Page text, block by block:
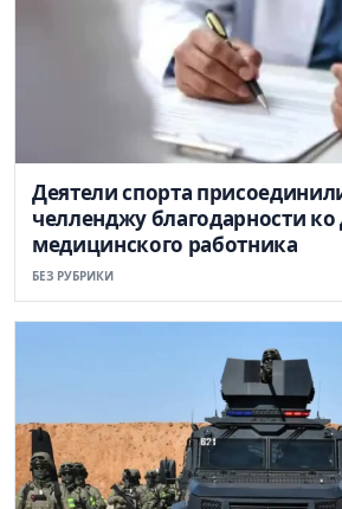
Деятели спорта
челленджу благодарности
медицинского работника
БЕЗ РУБРИКИ